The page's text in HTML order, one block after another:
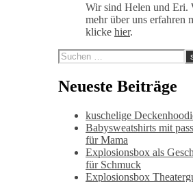
Wir sind Helen und Eri.
mehr über uns erfahren
klicke hier.
Neueste Beiträge
kuschelige
Babysweatshirts mit
für Mama
Explosionsbox als
für Schmuck
Explosionsbox